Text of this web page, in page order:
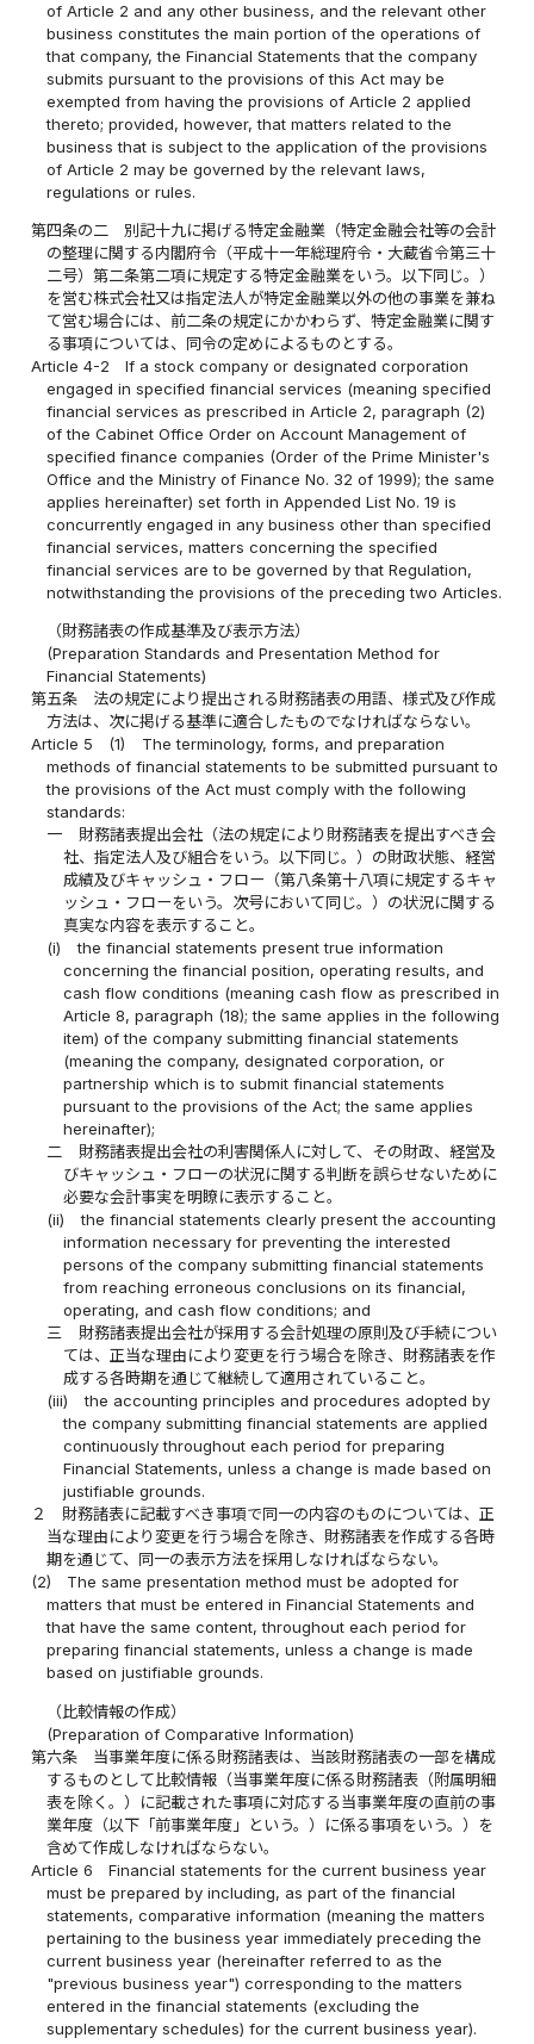
of Article 2 and any other business, and the relevant other
business constitutes the main portion of the operations of
that company, the Financial Statements that the company
submits pursuant to the provisions of this Act may be
exempted from having the provisions of Article 2 applied
thereto; provided, however, that matters related to the
business that is subject to the application of the provisions
of Article 2 may be governed by the relevant laws,
regulations or rules.
第四条の二
別記十九に掲げる特定金融業（特定金融会社等の会計
の整理に関する内閣府令（平成十一年総理府令・大蔵省令第三十
二号）第二条第二項に規定する特定金融業をいう。以下同じ。）
を営む株式会社又は指定法人が特定金融業以外の他の事業を兼ね
て営む場合には、前二条の規定にかかわらず、特定金融業に関す
る事項については、同令の定めによるものとする。
Article 4-2
If a stock company or designated corporation
engaged in specified financial services (meaning specified
financial services as prescribed in Article 2, paragraph (2)
of the Cabinet Office Order on Account Management of
specified finance companies (Order of the Prime Minister's
Office and the Ministry of Finance No. 32 of 1999); the same
applies hereinafter) set forth in Appended List No. 19 is
concurrently engaged in any business other than specified
financial services, matters concerning the specified
financial services are to be governed by that Regulation,
notwithstanding the provisions of the preceding two Articles.
（財務諸表の作成基準及び表示方法）
(Preparation Standards and Presentation Method for
Financial Statements)
第五条
法の規定により提出される財務諸表の用語、様式及び作成
方法は、次に掲げる基準に適合したものでなければならない。
Article 5
(1)
The terminology, forms, and preparation
methods of financial statements to be submitted pursuant to
the provisions of the Act must comply with the following
standards:
一
財務諸表提出会社（法の規定により財務諸表を提出すべき会
社、指定法人及び組合をいう。以下同じ。）の財政状態、経営
成績及びキャッシュ・フロー（第八条第十八項に規定するキャ
ッシュ・フローをいう。次号において同じ。）の状況に関する
真実な内容を表示すること。
(i)
the financial statements present true information
concerning the financial position, operating results, and
cash flow conditions (meaning cash flow as prescribed in
Article 8, paragraph (18); the same applies in the following
item) of the company submitting financial statements
(meaning the company, designated corporation, or
partnership which is to submit financial statements
pursuant to the provisions of the Act; the same applies
hereinafter);
二
財務諸表提出会社の利害関係人に対して、その財政、経営及
びキャッシュ・フローの状況に関する判断を誤らせないために
必要な会計事実を明瞭に表示すること。
(ii)
the financial statements clearly present the accounting
information necessary for preventing the interested
persons of the company submitting financial statements
from reaching erroneous conclusions on its financial,
operating, and cash flow conditions; and
三
財務諸表提出会社が採用する会計処理の原則及び手続につい
ては、正当な理由により変更を行う場合を除き、財務諸表を作
成する各時期を通じて継続して適用されていること。
(iii)
the accounting principles and procedures adopted by
the company submitting financial statements are applied
continuously throughout each period for preparing
Financial Statements, unless a change is made based on
justifiable grounds.
２
財務諸表に記載すべき事項で同一の内容のものについては、正
当な理由により変更を行う場合を除き、財務諸表を作成する各時
期を通じて、同一の表示方法を採用しなければならない。
(2)
The same presentation method must be adopted for
matters that must be entered in Financial Statements and
that have the same content, throughout each period for
preparing financial statements, unless a change is made
based on justifiable grounds.
（比較情報の作成）
(Preparation of Comparative Information)
第六条
当事業年度に係る財務諸表は、当該財務諸表の一部を構成
するものとして比較情報（当事業年度に係る財務諸表（附属明細
表を除く。）に記載された事項に対応する当事業年度の直前の事
業年度（以下「前事業年度」という。）に係る事項をいう。）を
含めて作成しなければならない。
Article 6
Financial statements for the current business year
must be prepared by including, as part of the financial
statements, comparative information (meaning the matters
pertaining to the business year immediately preceding the
current business year (hereinafter referred to as the
"previous business year") corresponding to the matters
entered in the financial statements (excluding the
supplementary schedules) for the current business year).